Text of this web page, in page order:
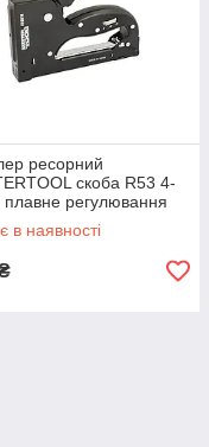
ресорний
скоба R53 4-
регулювання
корпус метал 41-
в наявності